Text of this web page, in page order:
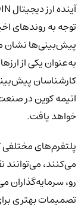
توجه به روندهای
پیش‌بینی‌ها نشان
به‌عنوان یکی از
کارشناسان
انیمه کوین در
خواهد یافت.
می‌کنند، می‌توانند
رو، سرمایه‌گذاران
تصمیمات بهتری